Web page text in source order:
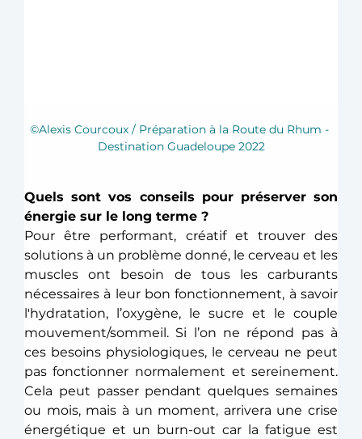
©Alexis Courcoux / Préparation à la Route du Rhum -
Destination Guadeloupe 2022
Quels sont vos conseils pour préserver son
énergie sur le long terme ?
Pour être performant, créatif et trouver des
solutions à un problème donné, le cerveau et les
muscles ont besoin de tous les carburants
nécessaires à leur bon fonctionnement, à savoir
l'hydratation, l’oxygène, le sucre et le couple
mouvement/sommeil. Si l’on ne répond pas à
ces besoins physiologiques, le cerveau ne peut
pas fonctionner normalement et sereinement.
Cela peut passer pendant quelques semaines
ou mois, mais à un moment, arrivera une crise
énergétique et un burn-out car la fatigue est